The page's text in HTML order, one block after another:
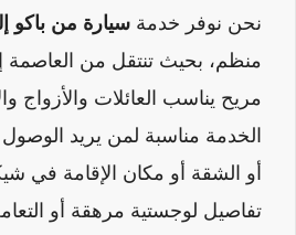
نحن نوفر خدمة سيارة من باكو
منظم، بحيث تنتقل من
مريح يناسب العائلات والأزواج
الخدمة مناسبة لمن يريد
أو الشقة أو مكان الإقامة في
تفاصيل لوجستية مرهقة أو